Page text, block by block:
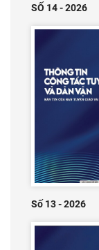
SỐ 14 - 2026
Số 13 - 2026